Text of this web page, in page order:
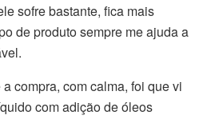
sofre bastante, fica mais
de produto sempre me ajuda a
compra, com calma, foi que vi
com adição de óleos